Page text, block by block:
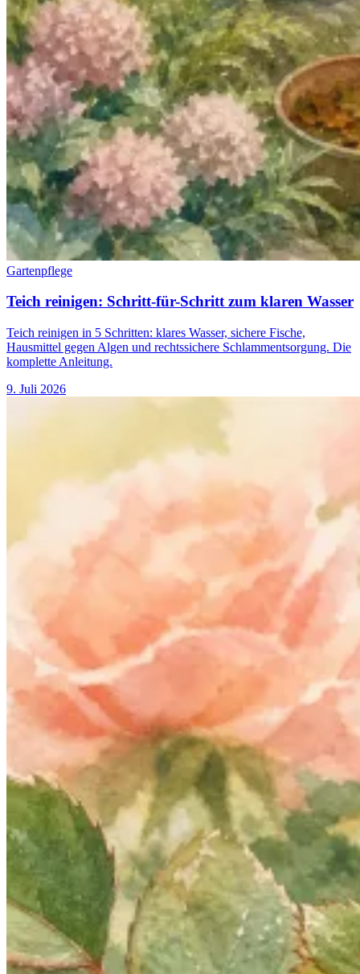
Gartenpflege
Teich reinigen: Schritt-für-Schritt zum klaren Wasser
Teich reinigen in 5 Schritten: klares Wasser, sichere Fische,
Hausmittel gegen Algen und rechtssichere Schlammentsorgung. Die
komplette Anleitung.
9. Juli 2026